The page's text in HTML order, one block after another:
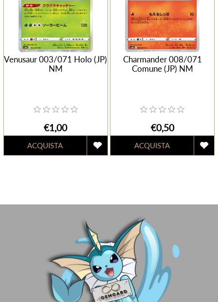
Venusaur 003/071 Holo (JP)
NM
€1,00
Charmander 008/071
Comune (JP) NM
€0,50